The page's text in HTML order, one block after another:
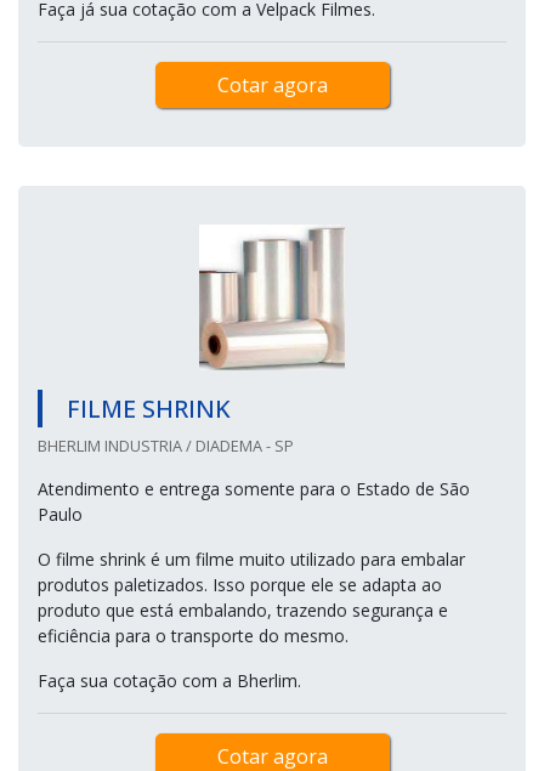
Faça já sua cotação com a Velpack Filmes.
Cotar agora
FILME SHRINK
BHERLIM INDUSTRIA / DIADEMA - SP
Atendimento e entrega somente para o Estado de São
Paulo
O filme shrink é um filme muito utilizado para embalar
produtos paletizados. Isso porque ele se adapta ao
produto que está embalando, trazendo segurança e
eficiência para o transporte do mesmo.
Faça sua cotação com a Bherlim.
Cotar agora